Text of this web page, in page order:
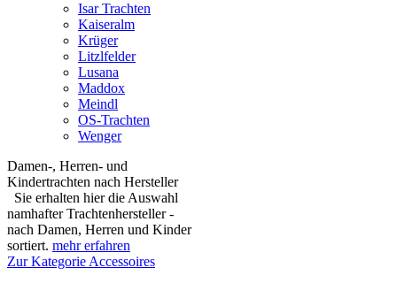
Isar Trachten
Kaiseralm
Krüger
Litzlfelder
Lusana
Maddox
Meindl
OS-Trachten
Wenger
Damen-, Herren- und
Kindertrachten nach Hersteller
Sie erhalten hier die Auswahl
namhafter Trachtenhersteller -
nach Damen, Herren und Kinder
sortiert. mehr erfahren
Zur Kategorie Accessoires